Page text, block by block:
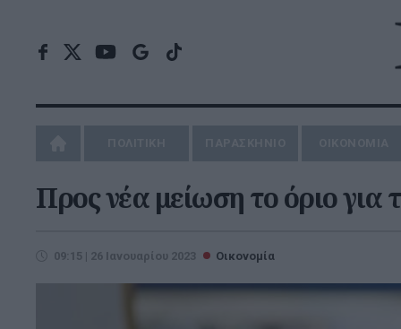
Προς νέα μείωση το όριο για
09:15 | 26 Ιανουαρίου 2023 Οικονομία